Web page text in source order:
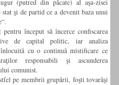
(putred din păcate) al aşa-zisei
şi de partid ce a devenit baza unui
început să încerce confiscarea
de capital politic, iar analiza
cu o continuă mistificare ce
responsabili şi ascunderea
comunist.
pe membrii grupării, foşti tovarăşi